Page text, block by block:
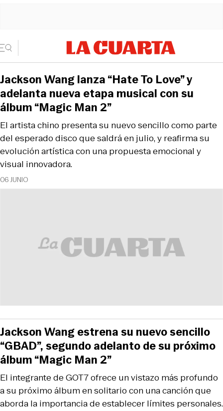
06 JUNIO
El artista chino presenta su nuevo sencillo como parte
del esperado disco que saldrá en julio, y reafirma su
evolución artística con una propuesta emocional y
visual innovadora.
Jackson Wang lanza “Hate To Love” y
adelanta nueva etapa musical con su
álbum “Magic Man 2”
El integrante de GOT7 ofrece un vistazo más profundo
a su próximo álbum en solitario con una canción que
aborda la importancia de establecer límites personales.
Jackson Wang estrena su nuevo sencillo
“GBAD”, segundo adelanto de su próximo
álbum “Magic Man 2”